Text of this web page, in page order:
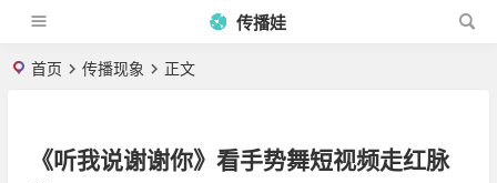
传播娃
首页 传播现象 正文
《听我说谢谢你》看手势舞短视频走红脉